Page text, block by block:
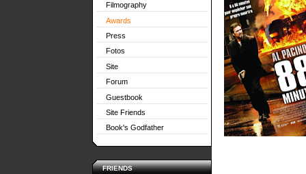
Filmography
Awards
Press
Fotos
Site
Forum
Guestbook
Site Friends
Book's Godfather
FRIENDS